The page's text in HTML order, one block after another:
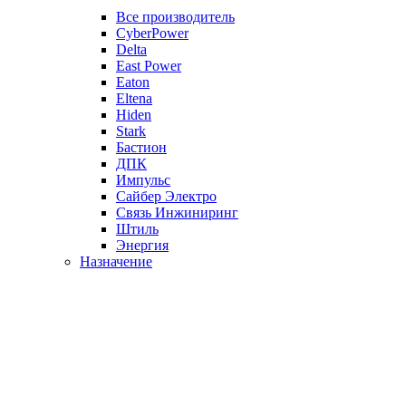
Все производитель
CyberPower
Delta
East Power
Eaton
Eltena
Hiden
Stark
Бастион
ДПК
Импульс
Сайбер Электро
Связь Инжиниринг
Штиль
Энергия
Назначение